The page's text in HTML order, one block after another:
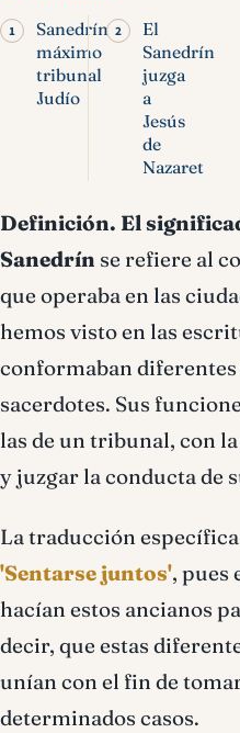
Sanedrín
máximo
tribunal
Judío
El
Sanedrín
juzga
a
Jesús
de
Nazaret
Definición. El
Sanedrín se refiere al
que operaba en las
hemos visto en las
conformaban diferentes
sacerdotes. Sus
las de un tribunal, con
y juzgar la conducta de
La traducción específica
'Sentarse juntos', pues
hacían estos ancianos
decir, que estas
unían con el fin de
determinados casos.